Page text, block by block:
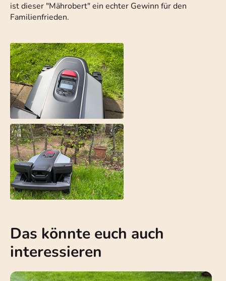
ist dieser "Mährobert" ein echter Gewinn für den
Familienfrieden.
Das könnte euch auch
interessieren